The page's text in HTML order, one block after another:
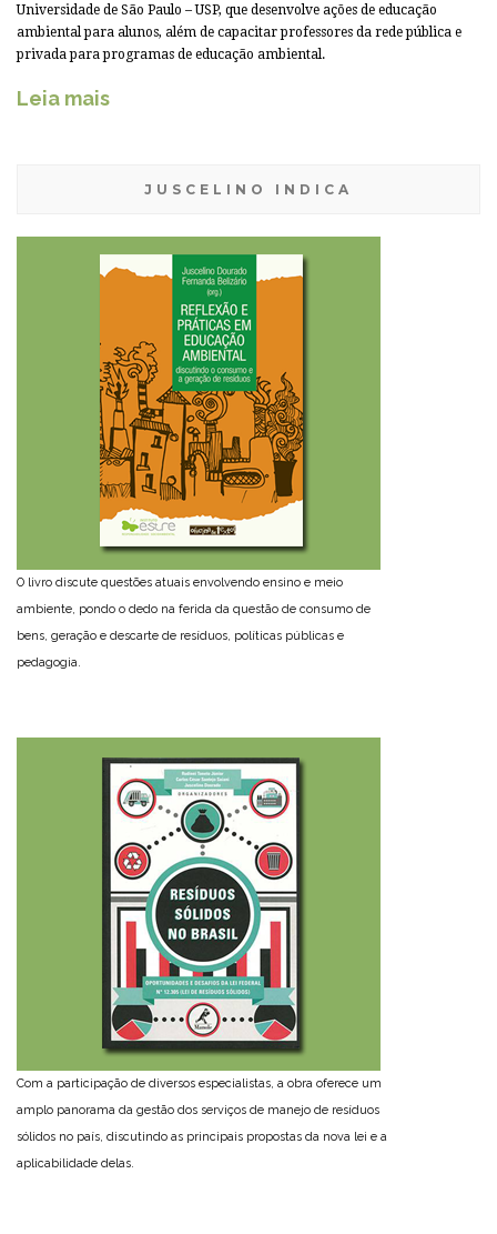
Universidade de São Paulo – USP, que desenvolve ações de educação
ambiental para alunos, além de capacitar professores da rede pública e
privada para programas de educação ambiental.
Leia mais
JUSCELINO INDICA
O livro discute questões atuais envolvendo ensino e meio
ambiente, pondo o dedo na ferida da questão de consumo de
bens, geração e descarte de resíduos, políticas públicas e
pedagogia.
Com a participação de diversos especialistas, a obra oferece um
amplo panorama da gestão dos serviços de manejo de resíduos
sólidos no país, discutindo as principais propostas da nova lei e a
aplicabilidade delas.